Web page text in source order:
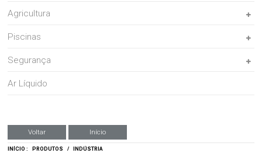
Agricultura
Piscinas
Segurança
Ar Líquido
Voltar Início
INÍCIO : PRODUTOS / INDÚSTRIA